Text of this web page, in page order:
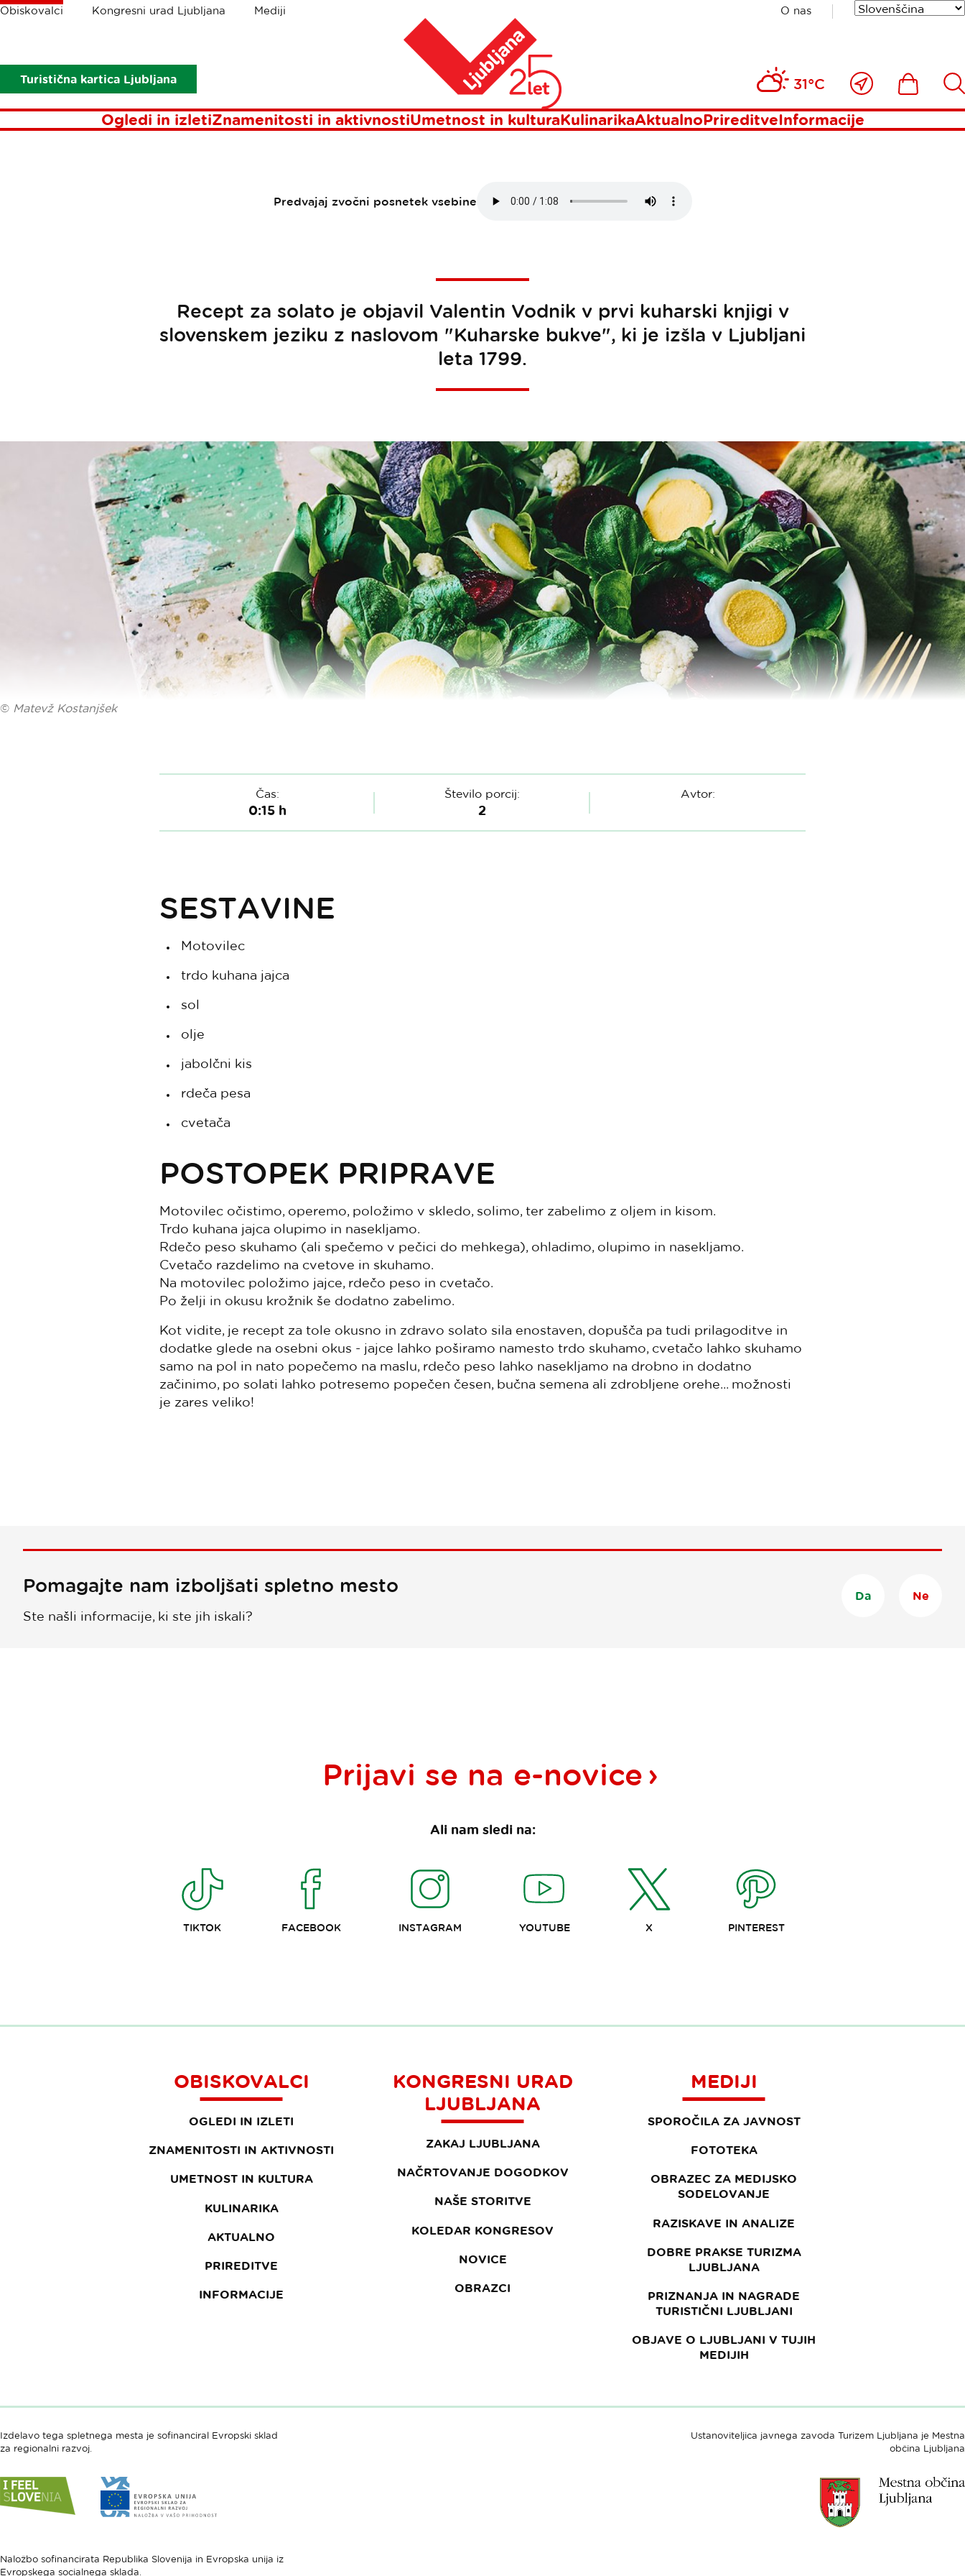
Obiskovalci Kongresni urad Ljubljana Mediji O nas
Turistična kartica Ljubljana 31°C
Blizu
mene
Ikona Išči
Ogledi in izletiZnamenitosti in aktivnostiUmetnost in kulturaKulinarikaAktualnoPrireditveInformacije
Drobtinice
VODNIKOVA ALI ''REPUNCLOVA''
SOLATA
Predvajaj zvočni posnetek vsebine
Recept za solato je objavil Valentin Vodnik v prvi kuharski knjigi v
slovenskem jeziku z naslovom "Kuharske bukve", ki je izšla v Ljubljani
leta 1799.
© Matevž Kostanjšek
Čas:
0:15 h
Število porcij:
2
Avtor:
SESTAVINE
Motovilec
trdo kuhana jajca
sol
olje
jabolčni kis
rdeča pesa
cvetača
POSTOPEK PRIPRAVE
Motovilec očistimo, operemo, položimo v skledo, solimo, ter zabelimo z oljem in kisom.
Trdo kuhana jajca olupimo in nasekljamo.
Rdečo peso skuhamo (ali spečemo v pečici do mehkega), ohladimo, olupimo in nasekljamo.
Cvetačo razdelimo na cvetove in skuhamo.
Na motovilec položimo jajce, rdečo peso in cvetačo.
Po želji in okusu krožnik še dodatno zabelimo.
Kot vidite, je recept za tole okusno in zdravo solato sila enostaven, dopušča pa tudi prilagoditve in
dodatke glede na osebni okus - jajce lahko poširamo namesto trdo skuhamo, cvetačo lahko skuhamo
samo na pol in nato popečemo na maslu, rdečo peso lahko nasekljamo na drobno in dodatno
začinimo, po solati lahko potresemo popečen česen, bučna semena ali zdrobljene orehe... možnosti
je zares veliko!
Pomagajte nam izboljšati spletno mesto
Ste našli informacije, ki ste jih iskali?
Da Ne
Prijavi se na e-novice
Ali nam sledi na:
TIKTOK FACEBOOK INSTAGRAM YOUTUBE X PINTEREST
OBISKOVALCI
OGLEDI IN IZLETI
ZNAMENITOSTI IN AKTIVNOSTI
UMETNOST IN KULTURA
KULINARIKA
AKTUALNO
PRIREDITVE
INFORMACIJE
KONGRESNI URAD
LJUBLJANA
ZAKAJ LJUBLJANA
NAČRTOVANJE DOGODKOV
NAŠE STORITVE
KOLEDAR KONGRESOV
NOVICE
OBRAZCI
MEDIJI
SPOROČILA ZA JAVNOST
FOTOTEKA
OBRAZEC ZA MEDIJSKO
SODELOVANJE
RAZISKAVE IN ANALIZE
DOBRE PRAKSE TURIZMA
LJUBLJANA
PRIZNANJA IN NAGRADE
TURISTIČNI LJUBLJANI
OBJAVE O LJUBLJANI V TUJIH
MEDIJIH
Izdelavo tega spletnega mesta je sofinanciral Evropski sklad
za regionalni razvoj.
Link
do
spletne
feel
Link
do
spletne
unija
Naložbo sofinancirata Republika Slovenija in Evropska unija iz
Evropskega socialnega sklada.
Ustanoviteljica javnega zavoda Turizem Ljubljana je Mestna
občina Ljubljana